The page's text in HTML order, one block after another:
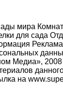
мира
для сада
Медиа», 2008
на